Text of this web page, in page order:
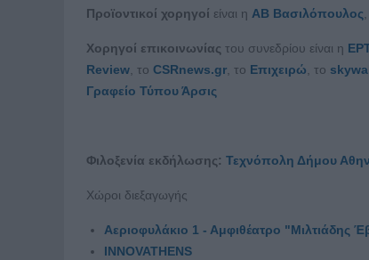
Προϊοντικοί χορηγοί είναι η ΑΒ Βασιλόπουλος
Χορηγοί επικοινωνίας του συνεδρίου είναι η
Review, το CSRnews.gr, το Επιχειρώ, το s
Γραφείο Τύπου Άρσις
Φιλοξενία εκδήλωσης: Τεχνόπολη Δήμου
Χώροι διεξαγωγής
Αεριοφυλάκιο 1 - Αμφιθέατρο "Μιλτιάδης
INNOVATHENS